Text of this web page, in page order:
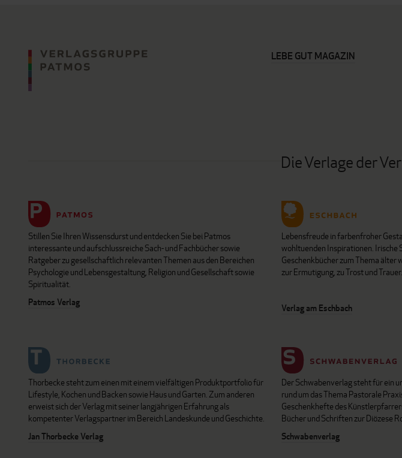
LEBE GUT MAGAZIN
Die Verlage der
Stillen Sie Ihren Wissensdurst und entdecken Sie bei Patmos
interessante und aufschlussreiche Sach- und Fachbücher sowie
Ratgeber zu gesellschaftlich relevanten Themen aus den Bereichen
Psychologie und Lebensgestaltung, Religion und Gesellschaft sowie
Spiritualität.
Patmos Verlag
Lebensfreude in farbenfroher
wohltuenden Inspirationen. Irische
Geschenkbücher zum Thema
zur Ermutigung, zu Trost und Trauer.
Verlag am Eschbach
Thorbecke steht zum einen mit einem vielfältigen Produktportfolio für
Lifestyle, Kochen und Backen sowie Haus und Garten. Zum anderen
erweist sich der Verlag mit seiner langjährigen Erfahrung als
kompetenter Verlagspartner im Bereich Landeskunde und Geschichte.
Jan Thorbecke Verlag
Der Schwabenverlag steht für ein
rund um das Thema Pastorale
Geschenkhefte des
Bücher und Schriften zur
Schwabenverlag